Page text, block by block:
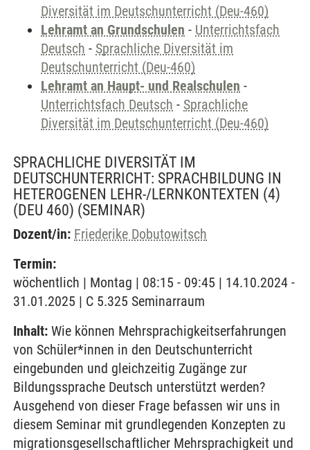
Diversität im Deutschunterricht (Deu-460)
Lehramt an Grundschulen - Unterrichtsfach
Deutsch - Sprachliche Diversität im
Deutschunterricht (Deu-460)
Lehramt an Haupt- und Realschulen -
Unterrichtsfach Deutsch - Sprachliche
Diversität im Deutschunterricht (Deu-460)
SPRACHLICHE DIVERSITÄT IM
DEUTSCHUNTERRICHT: SPRACHBILDUNG IN
HETEROGENEN LEHR-/LERNKONTEXTEN (4)
(DEU 460) (SEMINAR)
Dozent/in: Friederike Dobutowitsch
Termin:
wöchentlich | Montag | 08:15 - 09:45 | 14.10.2024 -
31.01.2025 | C 5.325 Seminarraum
Inhalt: Wie können Mehrsprachigkeitserfahrungen
von Schüler*innen in den Deutschunterricht
eingebunden und gleichzeitig Zugänge zur
Bildungssprache Deutsch unterstützt werden?
Ausgehend von dieser Frage befassen wir uns in
diesem Seminar mit grundlegenden Konzepten zu
migrationsgesellschaftlicher Mehrsprachigkeit und